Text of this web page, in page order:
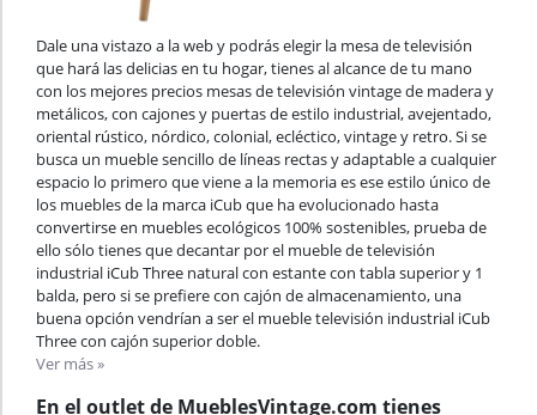
Dale una vistazo a la web y podrás elegir la mesa de televisión
que hará las delicias en tu hogar, tienes al alcance de tu mano
con los mejores precios mesas de televisión vintage de madera y
metálicos, con cajones y puertas de estilo industrial, avejentado,
oriental rústico, nórdico, colonial, ecléctico, vintage y retro. Si se
busca un mueble sencillo de líneas rectas y adaptable a cualquier
espacio lo primero que viene a la memoria es ese estilo único de
los muebles de la marca iCub que ha evolucionado hasta
convertirse en muebles ecológicos 100% sostenibles, prueba de
ello sólo tienes que decantar por el mueble de televisión
industrial iCub Three natural con estante con tabla superior y 1
balda, pero si se prefiere con cajón de almacenamiento, una
buena opción vendrían a ser el mueble televisión industrial iCub
Three con cajón superior doble.
Ver más »
En el outlet de MueblesVintage.com tienes